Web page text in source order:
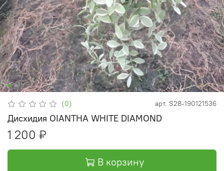
(0) арт. S28-190121536
Дисхидия OIANTHA WHITE DIAMOND
1 200 ₽
В корзину